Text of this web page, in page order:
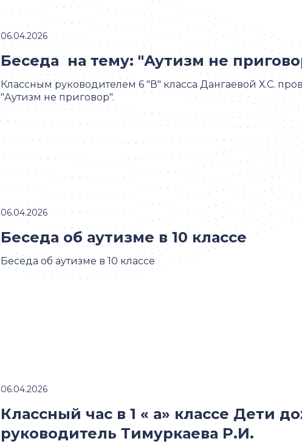
Классным руководителем 6 "В" класса Дангаевой Х.С.
"Аутизм не приговор".
Беседа на тему: "Аутизм не
06.04.2026
Беседа об аутизме в 10 классе
Беседа об аутизме в 10 классе
06.04.2026
Классный час в 1 « а» классе Дети
руководитель Тимуркаева Р.И.
06.04.2026